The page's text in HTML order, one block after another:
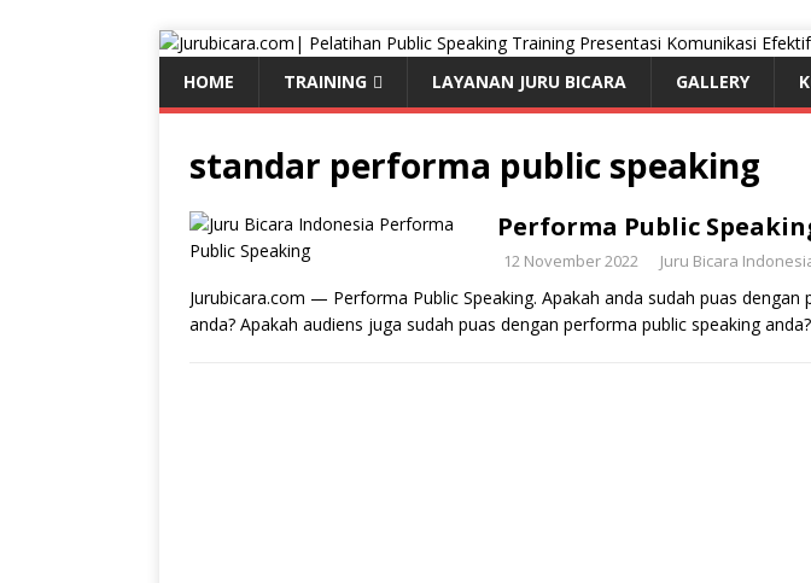
HOME TRAINING LAYANAN JURU BICARA GALLERY
standar performa public speaking
Performa Public
12 November 2022 Juru Bicara
Jurubicara.com — Performa Public Speaking. Apakah anda sudah puas dengan
anda? Apakah audiens juga sudah puas dengan performa public speaking